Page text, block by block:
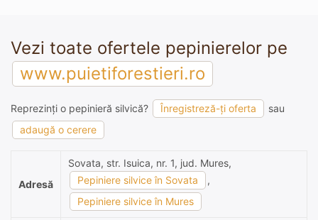
Vezi toate ofertele pepinierelor pe
www.puietiforestieri.ro
Reprezinți o pepinieră silvică? Înregistreză-ți oferta
sau
adaugă o cerere
Adresă
Sovata, str. Isuica, nr. 1, jud. Mures,
Pepiniere silvice în Sovata
,
Pepiniere silvice în Mures